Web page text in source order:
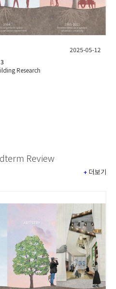
2025-05-12
Research
Review
+ 더보기